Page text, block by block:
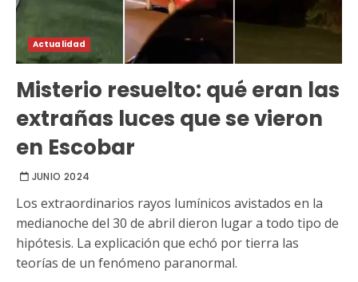
Actualidad
Misterio resuelto: qué eran las
extrañas luces que se vieron
en Escobar
JUNIO 2024
Los extraordinarios rayos lumínicos avistados en la
medianoche del 30 de abril dieron lugar a todo tipo de
hipótesis. La explicación que echó por tierra las
teorías de un fenómeno paranormal.